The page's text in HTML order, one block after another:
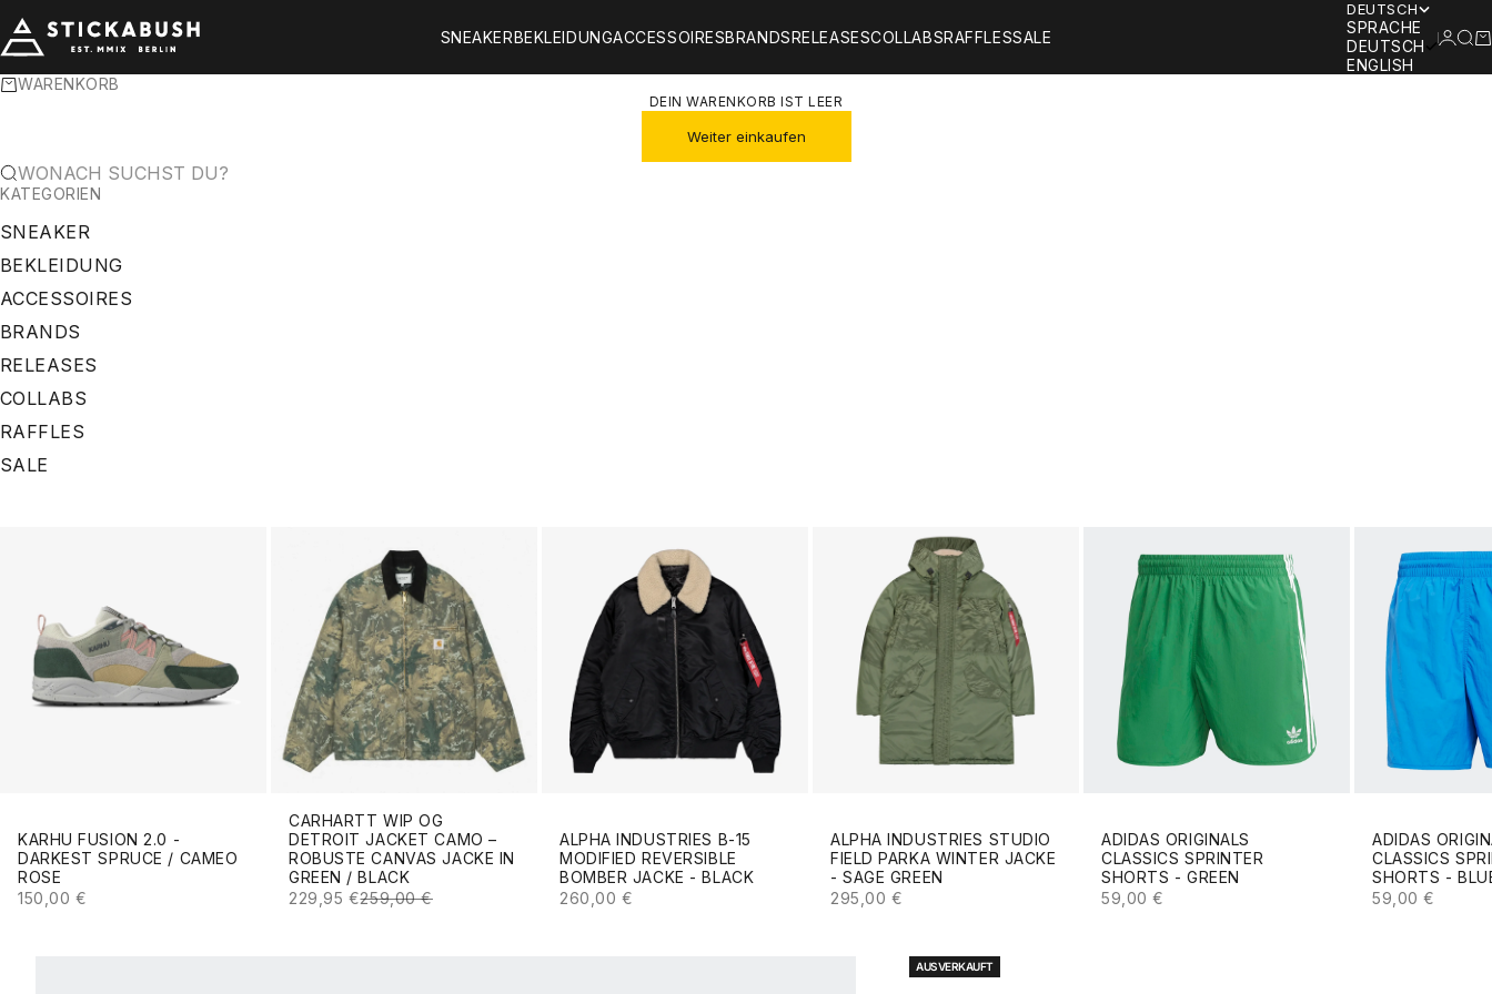
STICKABUSH
SNEAKERBEKLEIDUNGACCESSOIRESBRANDSRELEASESCOLLABSRAFFLESSALE
DEUTSCH
SPRACHE
DEUTSCH
ENGLISH
WARENKORB
DEIN WARENKORB IST LEER
Weiter einkaufen
WONACH SUCHST DU?
KATEGORIEN
SNEAKER
BEKLEIDUNG
ACCESSOIRES
BRANDS
RELEASES
COLLABS
RAFFLES
SALE
KARHU FUSION 2.0 -
DARKEST SPRUCE / CAMEO
ROSE
ANGEBOT
150,00 €
CARHARTT WIP OG
DETROIT JACKET CAMO –
ROBUSTE CANVAS JACKE IN
GREEN / BLACK
ANGEBOT
229,95 €REGULÄRER PREIS
259,00 €
ALPHA INDUSTRIES B-15
MODIFIED REVERSIBLE
BOMBER JACKE - BLACK
ANGEBOT
260,00 €
ALPHA INDUSTRIES STUDIO
FIELD PARKA WINTER JACKE
- SAGE GREEN
ANGEBOT
295,00 €
ADIDAS ORIGINALS
CLASSICS SPRINTER
SHORTS - GREEN
ANGEBOT
59,00 €
ADIDAS
CLASSICS
SHORTS -
ANGEBOT
59,00 €
AUSVERKAUFT